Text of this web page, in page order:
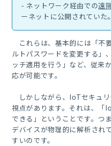
- ネットワーク経由での遠
ーネットに公開されていた。
これらは、基本的には「不
ルトパスワードを変更する」
ッチ適用を行う」など、従来
応が可能です。
しかしながら、 IoTセキュ
視点があります。それは、「
できる」ということです。つ
デバイスが物理的に解析され
すいのです。